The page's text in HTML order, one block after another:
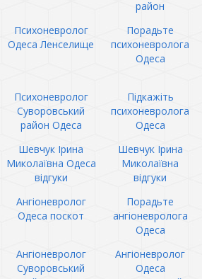
район
Психоневролог
Одеса Ленселище
Порадьте
психоневролога
Одеса
Психоневролог
Суворовський
район Одеса
Підкажіть
психоневролога
Одеса
Шевчук Ірина
Миколаївна Одеса
відгуки
Шевчук Ірина
Миколаївна
відгуки
Ангіоневролог
Одеса поскот
Порадьте
ангіоневролога
Одеса
Ангіоневролог
Суворовський
Ангіоневролог
Одеса